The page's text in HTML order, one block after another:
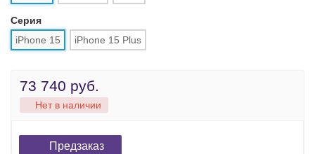
512 Гб
128 Гб 256 Гб
Версия
Глобал
Dual SIM eSIM
Серия
iPhone 15
iPhone 15 Plus
73 740 руб.